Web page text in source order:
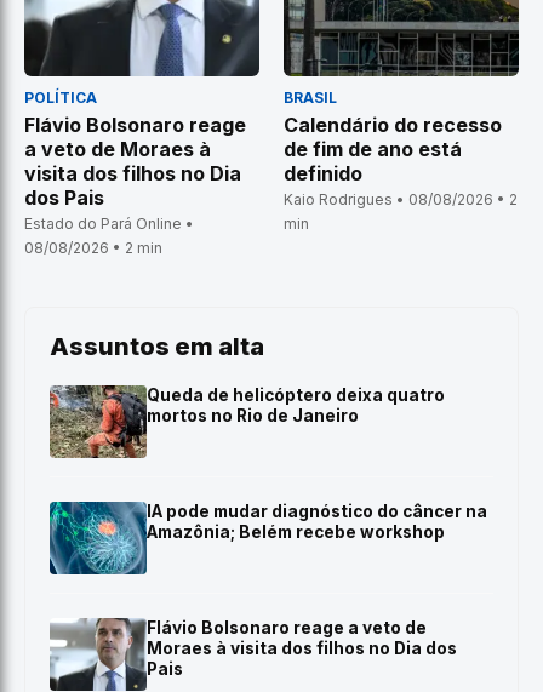
POLÍTICA
Flávio Bolsonaro reage
a veto de Moraes à
visita dos filhos no Dia
dos Pais
Estado do Pará Online •
08/08/2026 • 2 min
BRASIL
Calendário do recesso
de fim de ano está
definido
Kaio Rodrigues • 08/08/2026 • 2
min
Assuntos em alta
Queda de helicóptero deixa quatro
mortos no Rio de Janeiro
IA pode mudar diagnóstico do câncer na
Amazônia; Belém recebe workshop
Flávio Bolsonaro reage a veto de
Moraes à visita dos filhos no Dia dos
Pais